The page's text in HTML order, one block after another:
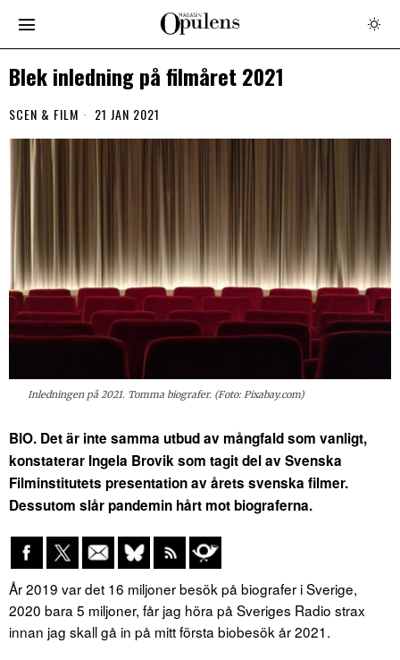
Blek inledning på filmåret 2021
SCEN & FILM 21 JAN 2021
Inledningen på 2021. Tomma biografer. (Foto: Pixabay.com)
BIO. Det är inte samma utbud av mångfald som vanligt,
konstaterar Ingela Brovik som tagit del av Svenska
Filminstitutets presentation av årets svenska filmer.
Dessutom slår pandemin hårt mot biograferna.
År 2019 var det 16 miljoner besök på biografer i Sverige,
2020 bara 5 miljoner, får jag höra på Sveriges Radio strax
innan jag skall gå in på mitt första biobesök år 2021.